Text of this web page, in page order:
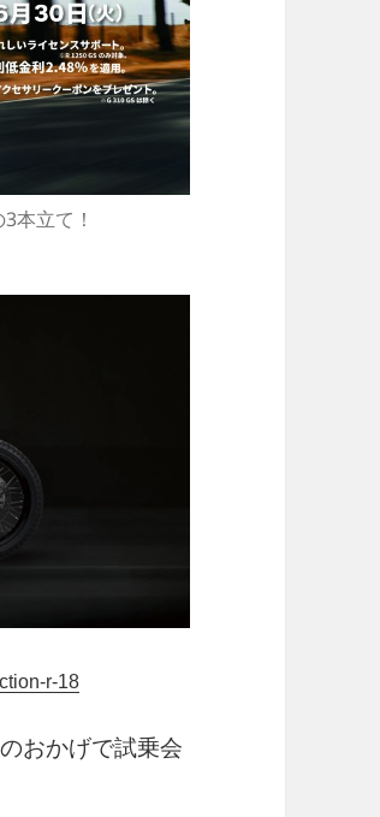
本立て！
r-18
おかげで試乗会